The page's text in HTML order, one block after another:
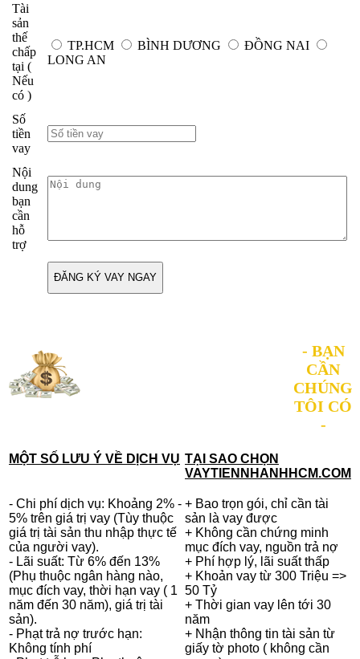
Tài
sản
thế
chấp
tại (
Nếu
có )
TP.HCM BÌNH DƯƠNG
ĐỒNG NAI
LONG AN
Số
tiền
vay
Nội
dung
bạn
cần
hỗ
trợ
ĐĂNG KÝ VAY NGAY
- BẠN
CẦN
CHÚNG
TÔI CÓ
-
MỘT SỐ LƯU Ý VỀ DỊCH VỤ TẠI SAO CHỌN
VAYTIENNHANHHCM.COM
- Chi phí dịch vụ: Khoảng 2% -
5% trên giá trị vay (Tùy thuộc
giá trị tài sản thu nhập thực tế
của người vay).
- Lãi suất: Từ 6% đến 13%
(Phụ thuộc ngân hàng nào,
mục đích vay, thời hạn vay ( 1
năm đến 30 năm), giá trị tài
sản).
- Phạt trả nợ trước hạn:
Không tính phí
+ Bao trọn gói, chỉ cần tài
sản là vay được
+ Không cần chứng minh
mục đích vay, nguồn trả nợ
+ Phí hợp lý, lãi suất thấp
+ Khoản vay từ 300 Triệu =>
50 Tỷ
+ Thời gian vay lên tới 30
năm
+ Nhận thông tin tài sản từ
giấy tờ photo ( không cần